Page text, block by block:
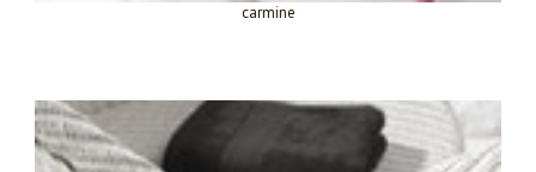
carmine